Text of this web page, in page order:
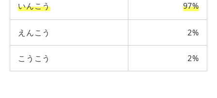
いんこう 97%
えんこう 2%
こうこう 2%